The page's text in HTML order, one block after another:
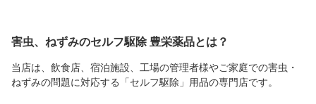
害虫、ねずみのセルフ駆除 豊栄薬品とは？
当店は、飲食店、宿泊施設、工場の管理者様やご家庭での害虫・
ねずみの問題に対応する「セルフ駆除」用品の専門店です。